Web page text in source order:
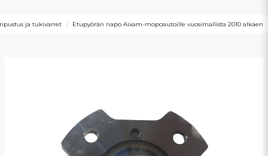
ja tukivarret Etupyörän napo Aixam-mopoautoille vuosimallista 2010 alkaen